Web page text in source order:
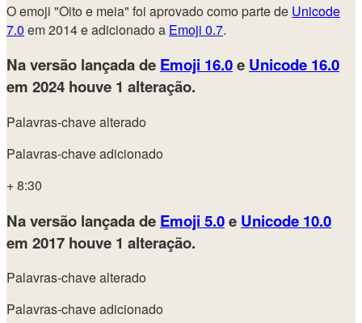
O emoji "Oito e meia" foi aprovado como parte de Unicode
7.0 em 2014 e adicionado a Emoji 0.7.
Na versão lançada de Emoji 16.0e Unicode 16.0
em 2024 houve 1 alteração.
Palavras-chave alterado
Palavras-chave adicionado
+ 8:30
Na versão lançada de Emoji 5.0e Unicode 10.0
em 2017 houve 1 alteração.
Palavras-chave alterado
Palavras-chave adicionado